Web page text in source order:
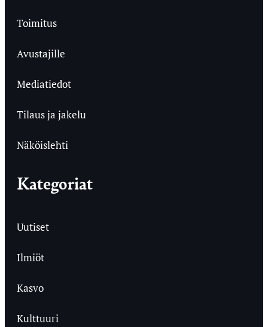
Toimitus
Avustajille
Mediatiedot
Tilaus ja jakelu
Näköislehti
Kategoriat
Uutiset
Ilmiöt
Kasvo
Kulttuuri